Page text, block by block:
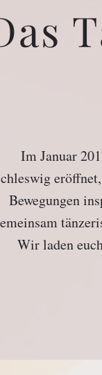
Im Januar
Bewegungen
Wir laden